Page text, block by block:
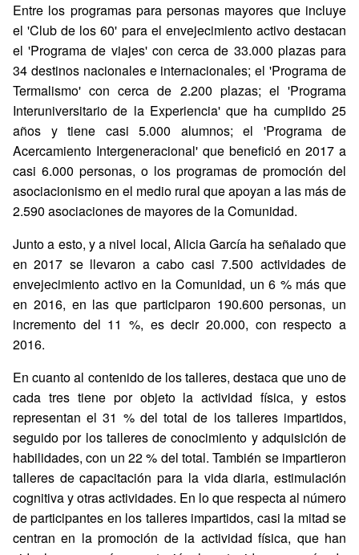
Entre los programas para personas mayores que incluye
el 'Club de los 60' para el envejecimiento activo destacan
el 'Programa de viajes' con cerca de 33.000 plazas para
34 destinos nacionales e internacionales; el 'Programa de
Termalismo' con cerca de 2.200 plazas; el 'Programa
Interuniversitario de la Experiencia' que ha cumplido 25
años y tiene casi 5.000 alumnos; el 'Programa de
Acercamiento Intergeneracional' que benefició en 2017 a
casi 6.000 personas, o los programas de promoción del
asociacionismo en el medio rural que apoyan a las más de
2.590 asociaciones de mayores de la Comunidad.
Junto a esto, y a nivel local, Alicia García ha señalado que
en 2017 se llevaron a cabo casi 7.500 actividades de
envejecimiento activo en la Comunidad, un 6 % más que
en 2016, en las que participaron 190.600 personas, un
incremento del 11 %, es decir 20.000, con respecto a
2016.
En cuanto al contenido de los talleres, destaca que uno de
cada tres tiene por objeto la actividad física, y estos
representan el 31 % del total de los talleres impartidos,
seguido por los talleres de conocimiento y adquisición de
habilidades, con un 22 % del total. También se impartieron
talleres de capacitación para la vida diaria, estimulación
cognitiva y otras actividades. En lo que respecta al número
de participantes en los talleres impartidos, casi la mitad se
centran en la promoción de la actividad física, que han